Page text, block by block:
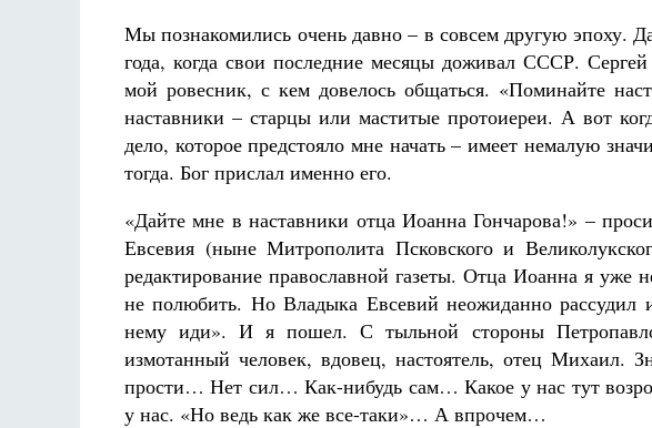
Мы познакомились очень давно – в совсем другую эпоху.
года, когда свои последние месяцы доживал СССР.
мой ровесник, с кем довелось общаться. «Поминайте
наставники – старцы или маститые протоиереи. А вот
дело, которое предстояло мне начать – имеет немалую
тогда. Бог прислал именно его.
«Дайте мне в наставники отца Иоанна Гончарова!» –
Евсевия (ныне Митрополита Псковского и
редактирование православной газеты. Отца Иоанна я уже
не полюбить. Но Владыка Евсевий неожиданно
нему иди». И я пошел. С тыльной стороны
измотанный человек, вдовец, настоятель, отец
прости… Нет сил… Как-нибудь сам… Какое у нас тут
у нас. «Но ведь как же все-таки»… А впрочем…